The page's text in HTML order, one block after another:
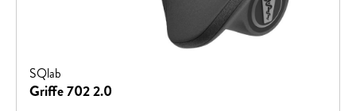
SQlab
Griffe 702 2.0